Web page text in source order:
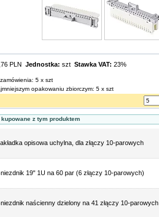
PLN Jednostka: szt Stawka VAT: 23%
5 x szt
opakowaniu zbiorczym: 5 x szt
z tym produktem
opisowa uchylna, dla złączy 10-parowych
19" 1U na 60 par (6 złączy 10-parowych)
naścienny dzielony na 41 złączy 10-parowych